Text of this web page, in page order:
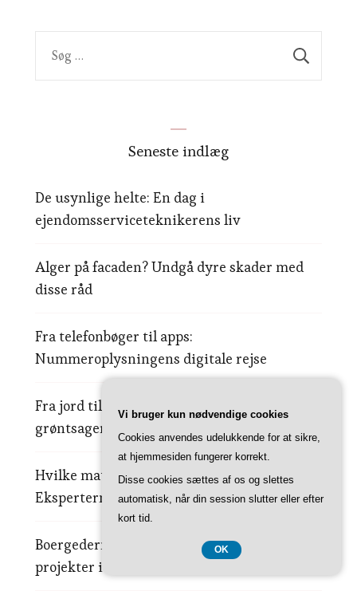
Seneste indlæg
De usynlige helte: En dag i
ejendomsserviceteknikerens liv
Alger på facaden? Undgå dyre skader med
disse råd
Fra telefonbøger til apps:
Nummeroplysningens digitale rejse
Fra jord til bord: Historien om sæsonens
grøntsager
Hvilke materialer skal du vælge?
Eksperternes bedste råd
Boergederne der vendte tilbage: Succesfulde
projekter i dansk natur
Vi bruger kun nødvendige cookies
Cookies anvendes udelukkende for at sikre,
at hjemmesiden fungerer korrekt.
Disse cookies sættes af os og slettes
automatisk, når din session slutter eller efter
kort tid.
OK